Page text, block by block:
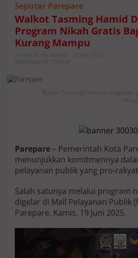
k
o
t
g
i
D
u
u
g
P
r
g
r
a
Seputar Parepare
Walkot Tasming Hamid
Program Nikah Gratis
Kurang Mampu
Author By Bacaonline
20 Juni 2025
Bacaonline.id / Daerah
Walkot Tasming Hamid menghadiri
Parepare – Pemerintah Kota
menunjukkan komitmennya
pelayanan publik yang pro-
Salah satunya melalui program
digelar di Mall Pelayanan Publik
Parepare, Kamis, 19 Juni 2025.